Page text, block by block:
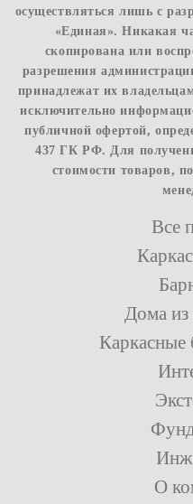
осуществляться лишь с
«Единая». Никакая
скопирована или
разрешения
принадлежат их
исключительно
публичной офертой,
437 ГК РФ. Для
стоимости товаров,
Все
Дома из
Каркасные
О